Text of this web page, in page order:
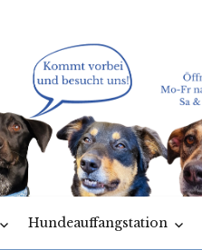
Hundeauffangstation